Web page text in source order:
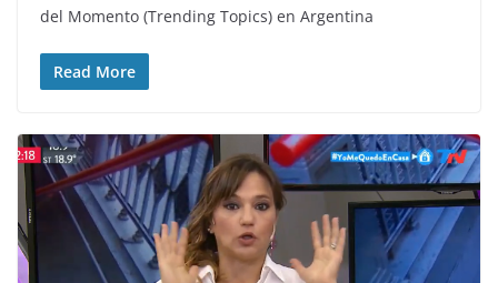
del Momento (Trending Topics) en Argentina
Read More